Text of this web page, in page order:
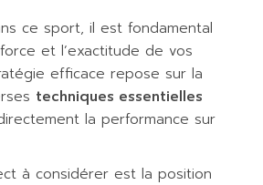
ce sport, il est fondamental
et l’exactitude de vos
efficace repose sur la
techniques essentielles
la performance sur
à considérer est la position